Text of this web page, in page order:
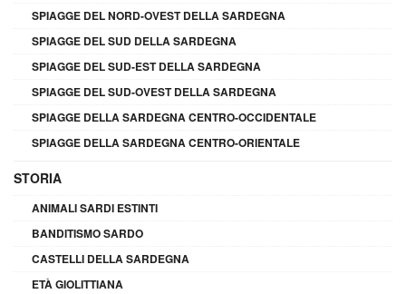
SPIAGGE DEL NORD-OVEST DELLA SARDEGNA
SPIAGGE DEL SUD DELLA SARDEGNA
SPIAGGE DEL SUD-EST DELLA SARDEGNA
SPIAGGE DEL SUD-OVEST DELLA SARDEGNA
SPIAGGE DELLA SARDEGNA CENTRO-OCCIDENTALE
SPIAGGE DELLA SARDEGNA CENTRO-ORIENTALE
STORIA
ANIMALI SARDI ESTINTI
BANDITISMO SARDO
CASTELLI DELLA SARDEGNA
ETÀ GIOLITTIANA